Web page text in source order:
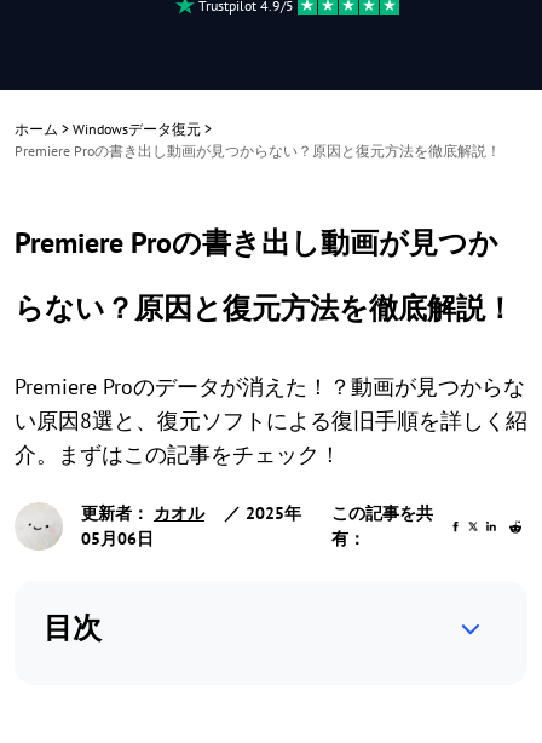
Trustpilot 4.9/5
ホーム > Windowsデータ復元 >
Premiere Proの書き出し動画が見つからない？原因と復元方法を徹底解説！
Premiere Proの書き出し動画が見つか
らない？原因と復元方法を徹底解説！
Premiere Proのデータが消えた！？動画が見つからな
い原因8選と、復元ソフトによる復旧手順を詳しく紹
介。まずはこの記事をチェック！
更新者： カオル
／ 2025年
05月06日
この記事を共
有：
目次